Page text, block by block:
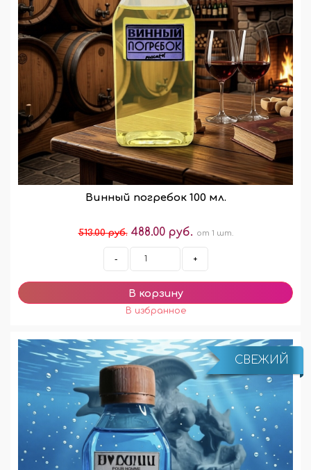
Винный погребок 100 мл.
513.00 руб. 488.00 руб. от 1 шт.
- +
СВЕЖИЙ